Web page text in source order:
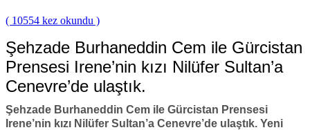
( 10554 kez okundu )
Şehzade Burhaneddin Cem ile Gürcistan
Prensesi Irene’nin kızı Nilüfer Sultan’a
Cenevre’de ulaştık.
Şehzade Burhaneddin Cem ile Gürcistan Prensesi
Irene’nin kızı Nilüfer Sultan’a Cenevre’de ulaştık. Yeni